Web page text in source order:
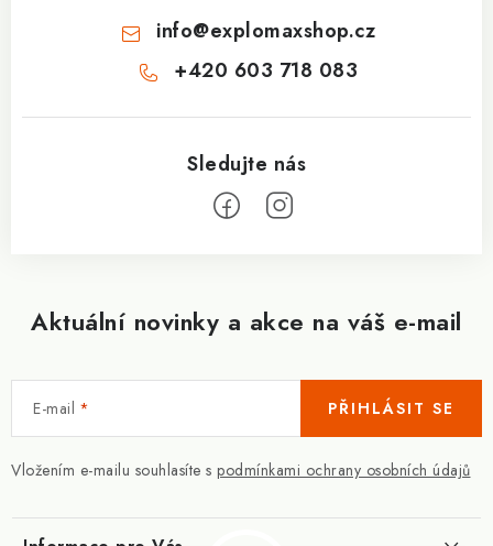
Aktuální novinky a akce na váš e-mail
E-mail
Vložením e-mailu souhlasíte s podmínkami ochrany osobních údajů
PŘIHLÁSIT SE
info@explomaxshop.cz
+420 603 718 083